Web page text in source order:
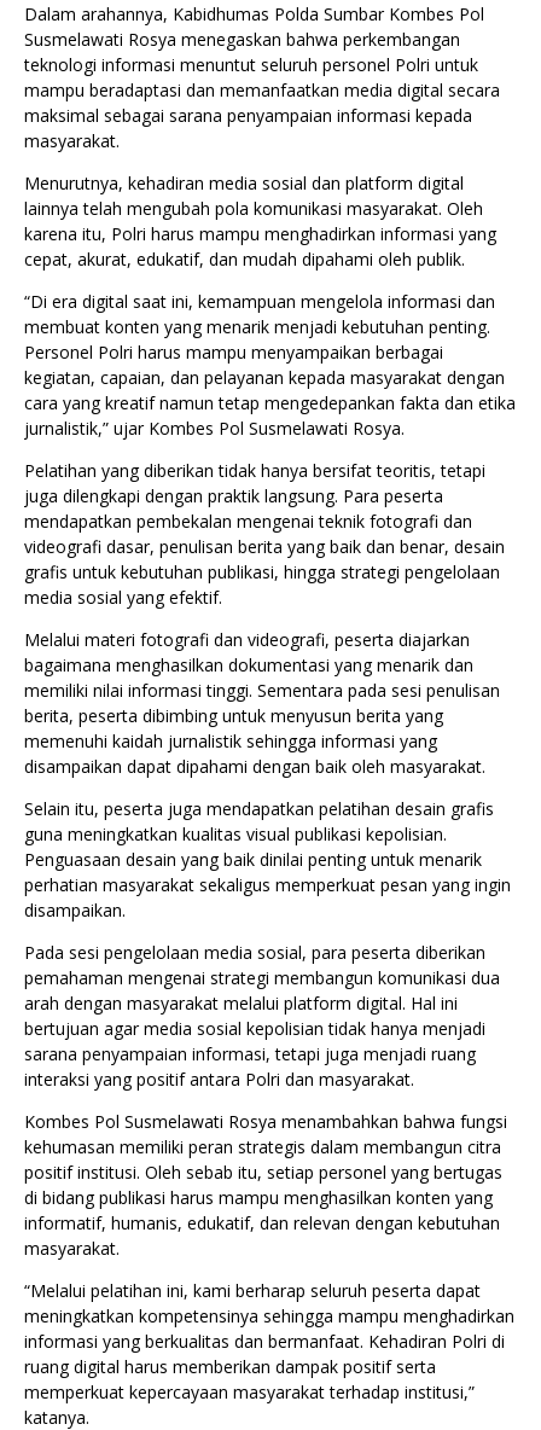
Dalam arahannya, Kabidhumas Polda Sumbar Kombes Pol
Susmelawati Rosya menegaskan bahwa perkembangan
teknologi informasi menuntut seluruh personel Polri untuk
mampu beradaptasi dan memanfaatkan media digital secara
maksimal sebagai sarana penyampaian informasi kepada
masyarakat.
Menurutnya, kehadiran media sosial dan platform digital
lainnya telah mengubah pola komunikasi masyarakat. Oleh
karena itu, Polri harus mampu menghadirkan informasi yang
cepat, akurat, edukatif, dan mudah dipahami oleh publik.
“Di era digital saat ini, kemampuan mengelola informasi dan
membuat konten yang menarik menjadi kebutuhan penting.
Personel Polri harus mampu menyampaikan berbagai
kegiatan, capaian, dan pelayanan kepada masyarakat dengan
cara yang kreatif namun tetap mengedepankan fakta dan etika
jurnalistik,” ujar Kombes Pol Susmelawati Rosya.
Pelatihan yang diberikan tidak hanya bersifat teoritis, tetapi
juga dilengkapi dengan praktik langsung. Para peserta
mendapatkan pembekalan mengenai teknik fotografi dan
videografi dasar, penulisan berita yang baik dan benar, desain
grafis untuk kebutuhan publikasi, hingga strategi pengelolaan
media sosial yang efektif.
Melalui materi fotografi dan videografi, peserta diajarkan
bagaimana menghasilkan dokumentasi yang menarik dan
memiliki nilai informasi tinggi. Sementara pada sesi penulisan
berita, peserta dibimbing untuk menyusun berita yang
memenuhi kaidah jurnalistik sehingga informasi yang
disampaikan dapat dipahami dengan baik oleh masyarakat.
Selain itu, peserta juga mendapatkan pelatihan desain grafis
guna meningkatkan kualitas visual publikasi kepolisian.
Penguasaan desain yang baik dinilai penting untuk menarik
perhatian masyarakat sekaligus memperkuat pesan yang ingin
disampaikan.
Pada sesi pengelolaan media sosial, para peserta diberikan
pemahaman mengenai strategi membangun komunikasi dua
arah dengan masyarakat melalui platform digital. Hal ini
bertujuan agar media sosial kepolisian tidak hanya menjadi
sarana penyampaian informasi, tetapi juga menjadi ruang
interaksi yang positif antara Polri dan masyarakat.
Kombes Pol Susmelawati Rosya menambahkan bahwa fungsi
kehumasan memiliki peran strategis dalam membangun citra
positif institusi. Oleh sebab itu, setiap personel yang bertugas
di bidang publikasi harus mampu menghasilkan konten yang
informatif, humanis, edukatif, dan relevan dengan kebutuhan
masyarakat.
“Melalui pelatihan ini, kami berharap seluruh peserta dapat
meningkatkan kompetensinya sehingga mampu menghadirkan
informasi yang berkualitas dan bermanfaat. Kehadiran Polri di
ruang digital harus memberikan dampak positif serta
memperkuat kepercayaan masyarakat terhadap institusi,”
katanya.